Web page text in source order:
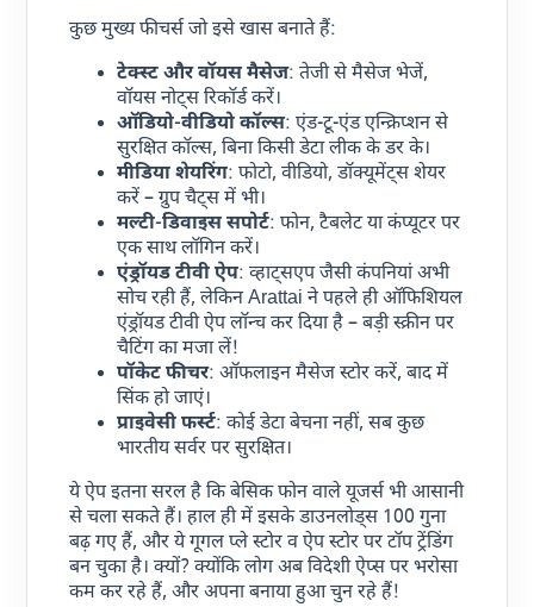
कुछ मुख्य फीचर्स जो इसे खास बनाते हैं:
टेक्स्ट और वॉयस मैसेज: तेजी से मैसेज भेजें,
वॉयस नोट्स रिकॉर्ड करें।
ऑडियो-वीडियो कॉल्स: एंड-टू-एंड एन्क्रिप्शन से
सुरक्षित कॉल्स, बिना किसी डेटा लीक के डर के।
मीडिया शेयरिंग: फोटो, वीडियो, डॉक्यूमेंट्स शेयर
करें – ग्रुप चैट्स में भी।
मल्टी-डिवाइस सपोर्ट: फोन, टैबलेट या कंप्यूटर पर
एक साथ लॉगिन करें।
एंड्रॉयड टीवी ऐप: व्हाट्सएप जैसी कंपनियां अभी
सोच रही हैं, लेकिन Arattai ने पहले ही ऑफिशियल
एंड्रॉयड टीवी ऐप लॉन्च कर दिया है – बड़ी स्क्रीन पर
चैटिंग का मजा लें!
पॉकेट फीचर: ऑफलाइन मैसेज स्टोर करें, बाद में
सिंक हो जाएं।
प्राइवेसी फर्स्ट: कोई डेटा बेचना नहीं, सब कुछ
भारतीय सर्वर पर सुरक्षित।
ये ऐप इतना सरल है कि बेसिक फोन वाले यूजर्स भी आसानी
से चला सकते हैं। हाल ही में इसके डाउनलोड्स 100 गुना
बढ़ गए हैं, और ये गूगल प्ले स्टोर व ऐप स्टोर पर टॉप ट्रेंडिंग
बन चुका है। क्यों? क्योंकि लोग अब विदेशी ऐप्स पर भरोसा
कम कर रहे हैं, और अपना बनाया हुआ चुन रहे हैं!